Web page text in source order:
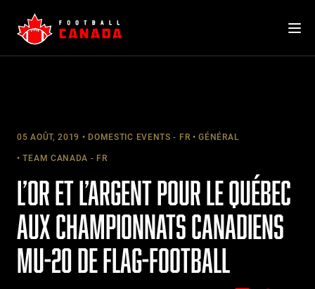
content
05 AOÛT, 2019 DOMESTIC EVENTS - FR GÉNÉRAL
TEAM CANADA - FR
L’OR ET L’ARGENT POUR LE QUÉBEC
AUX CHAMPIONNATS CANADIENS
MU-20 DE FLAG-FOOTBALL